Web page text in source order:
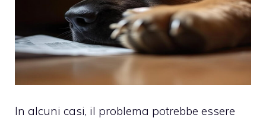
In alcuni casi, il problema potrebbe essere